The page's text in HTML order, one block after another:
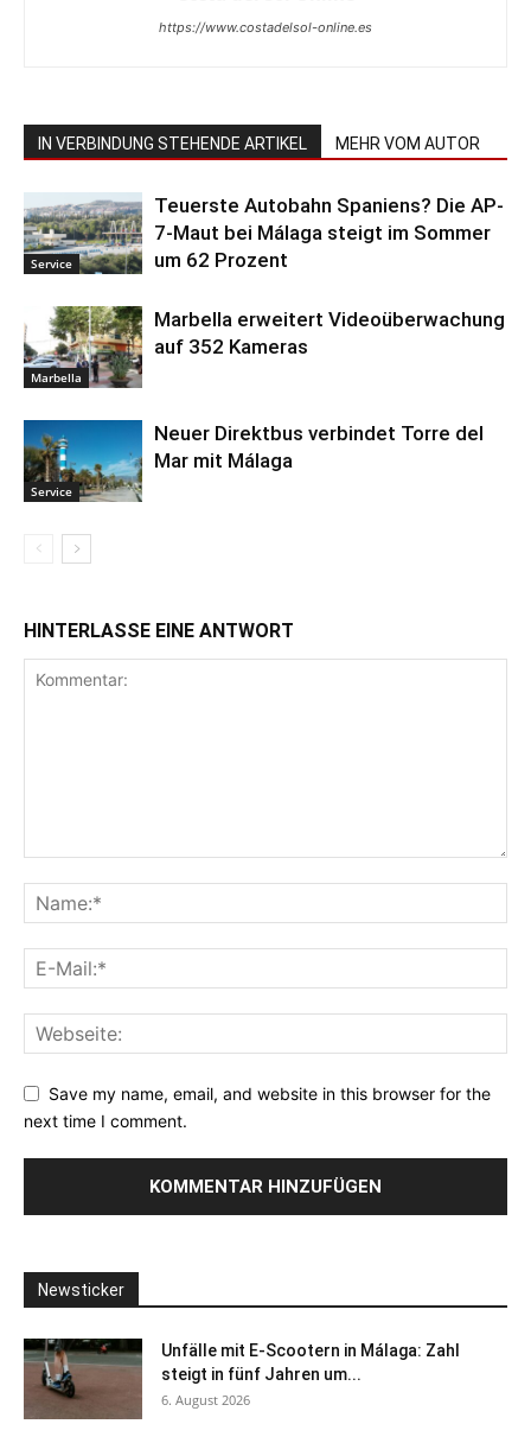
https://www.costadelsol-online.es
IN VERBINDUNG STEHENDE ARTIKEL MEHR VOM AUTOR
Service
Teuerste Autobahn Spaniens? Die AP-
7-Maut bei Málaga steigt im Sommer
um 62 Prozent
Marbella
Marbella erweitert Videoüberwachung
auf 352 Kameras
Service
Neuer Direktbus verbindet Torre del
Mar mit Málaga
HINTERLASSE EINE ANTWORT
Save my name, email, and website in this browser for the
next time I comment.
Newsticker
Unfälle mit E-Scootern in Málaga: Zahl
steigt in fünf Jahren um...
6. August 2026